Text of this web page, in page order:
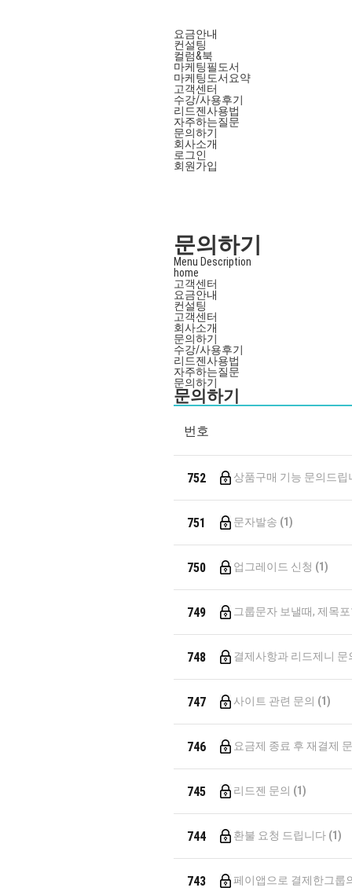
요금안내
컨설팅
컬럼&북
마케팅필도서
마케팅도서요약
고객센터
수강/사용후기
리드젠사용법
자주하는질문
문의하기
회사소개
로그인
회원가입
문의하기
Menu Description
home
고객센터
요금안내
컨설팅
고객센터
회사소개
문의하기
수강/사용후기
리드젠사용법
자주하는질문
문의하기
문의하기
번호
752 상품구매 기능 문의드립
751 문자발송 (1)
750 업그레이드 신청 (1)
749 그룹문자 보낼때, 제목
748 결제사항과 리드제니 문
747 사이트 관련 문의 (1)
746 요금제 종료 후 재결제
745 리드젠 문의 (1)
744 환불 요청 드립니다 (1)
743 페이앱으로 결제한그룹